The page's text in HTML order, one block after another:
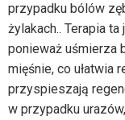
przypadku bólów
żylakach.. Terapia
ponieważ uśmierza
mięśnie, co ułatwia
przyspieszają
w przypadku